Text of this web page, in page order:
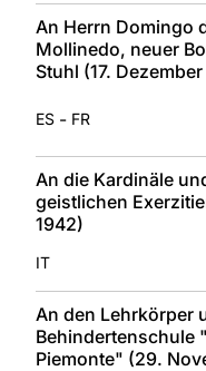
An Herrn Domingo
Mollinedo, neuer
Stuhl (17.
ES - FR
An die Kardinäle
geistlichen
1942)
IT
An den Lehrkörper
Behindertenschule
Piemonte" (29.